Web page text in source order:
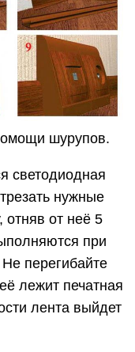
соединению
вклейте её в